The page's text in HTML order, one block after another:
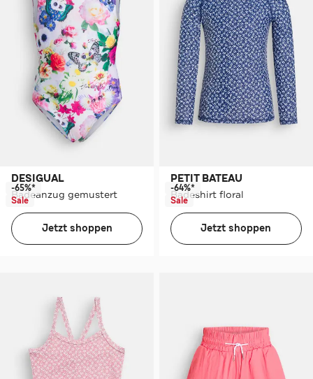
DESIGUAL
Badeanzug gemustert
-65%*
Sale
Jetzt shoppen
PETIT BATEAU
Badeshirt floral
-64%*
Sale
Jetzt shoppen